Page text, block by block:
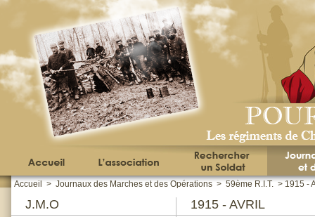
Accueil > Journaux des Marches et des Opérations > 59ème R.I.T. > 1915 -
J.M.O 1915 - AVRIL